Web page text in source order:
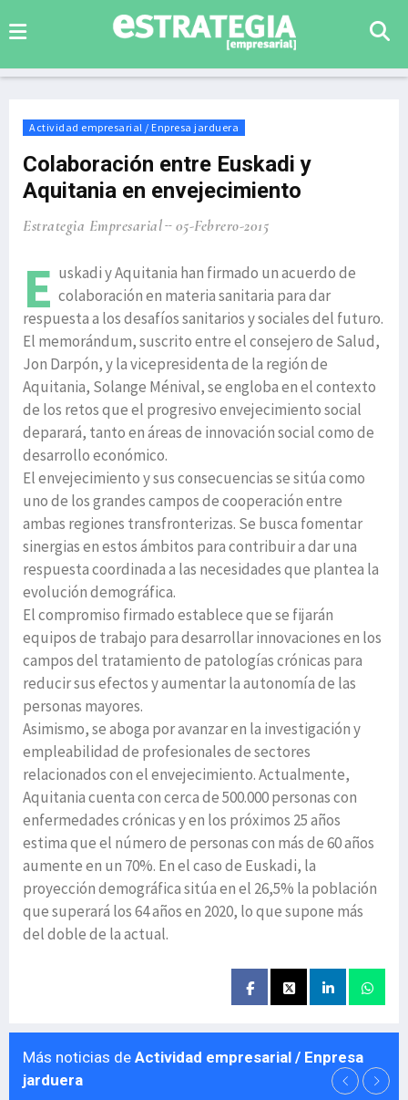
Actividad empresarial / Enpresa jarduera
Colaboración entre Euskadi y
Aquitania en envejecimiento
Estrategia Empresarial 05-Febrero-2015
E uskadi y Aquitania han firmado un acuerdo de
colaboración en materia sanitaria para dar
respuesta a los desafíos sanitarios y sociales del futuro.
El memorándum, suscrito entre el consejero de Salud,
Jon Darpón, y la vicepresidenta de la región de
Aquitania, Solange Ménival, se engloba en el contexto
de los retos que el progresivo envejecimiento social
deparará, tanto en áreas de innovación social como de
desarrollo económico.
El envejecimiento y sus consecuencias se sitúa como
uno de los grandes campos de cooperación entre
ambas regiones transfronterizas. Se busca fomentar
sinergias en estos ámbitos para contribuir a dar una
respuesta coordinada a las necesidades que plantea la
evolución demográfica.
El compromiso firmado establece que se fijarán
equipos de trabajo para desarrollar innovaciones en los
campos del tratamiento de patologías crónicas para
reducir sus efectos y aumentar la autonomía de las
personas mayores.
Asimismo, se aboga por avanzar en la investigación y
empleabilidad de profesionales de sectores
relacionados con el envejecimiento. Actualmente,
Aquitania cuenta con cerca de 500.000 personas con
enfermedades crónicas y en los próximos 25 años
estima que el número de personas con más de 60 años
aumente en un 70%. En el caso de Euskadi, la
proyección demográfica sitúa en el 26,5% la población
que superará los 64 años en 2020, lo que supone más
del doble de la actual.
Más noticias de Actividad empresarial / Enpresa
jarduera